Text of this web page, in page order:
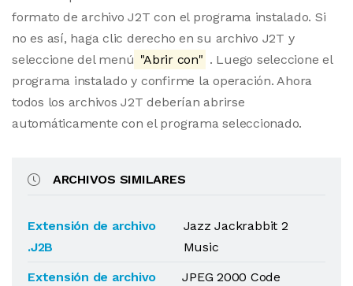
formato de archivo J2T con el programa instalado. Si
no es así, haga clic derecho en su archivo J2T y
seleccione del menú "Abrir con" . Luego seleccione el
programa instalado y confirme la operación. Ahora
todos los archivos J2T deberían abrirse
automáticamente con el programa seleccionado.
ARCHIVOS SIMILARES
Extensión de archivo
.J2B
Jazz Jackrabbit 2
Music
Extensión de archivo
JPEG 2000 Code